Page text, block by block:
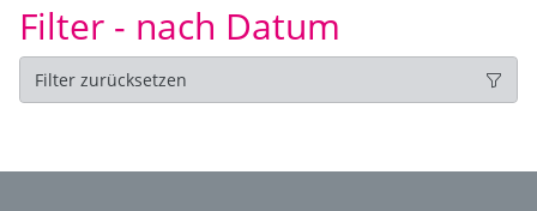
Filter - nach Datum
Filter zurücksetzen